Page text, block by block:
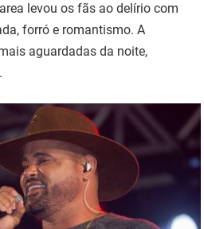
levou os fãs ao delírio com
forró e romantismo. A
aguardadas da noite,